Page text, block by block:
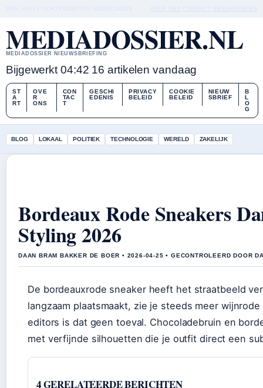
MEDIADOSSIER.NL
MEDIADOSSIER NIEUWSBRIEFING
Bijgewerkt 04:42 16 artikelen vandaag
ST
A
RT
OVE
R
ONS
CON
TAC
T
GESCHI
EDENIS
PRIVACY
BELEID
COOKIE
BELEID
NIEUW
SBRIEF
B
L
O
G
BLOG LOKAAL POLITIEK TECHNOLOGIE WERELD ZAKELIJK
Bordeaux Rode Sneakers
Styling 2026
DAAN BRAM BAKKER DE BOER • 2026-04-25 • GECONTROLEERD DOOR
De bordeauxrode sneaker heeft het straatbeeld
langzaam plaatsmaakt, zie je steeds meer
editors is dat geen toeval. Chocoladebruin en
met verfijnde silhouetten die je outfit direct een
4 GERELATEERDE BERICHTEN